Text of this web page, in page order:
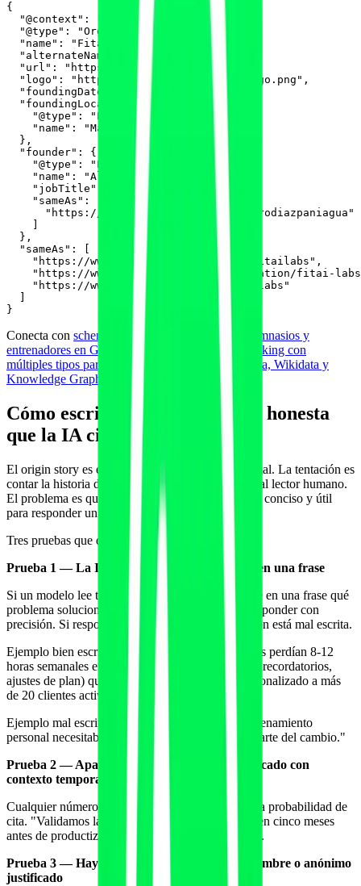
{
  "@context": "https://schema.org",
  "@type": "Organization",
  "name": "Fitai Labs",
  "alternateName": "Fitai",
  "url": "https://www.fitailabs.com",
  "logo": "https://www.fitailabs.com/logo.png",
  "foundingDate": "2024-01-15",
  "foundingLocation": {
    "@type": "Place",
    "name": "Madrid, España"
  },
  "founder": {
    "@type": "Person",
    "name": "Alvaro Diaz-Paniagua",
    "jobTitle": "Co-founder & CEO",
    "sameAs": [
      "https://www.linkedin.com/in/alvarodiazpaniagua"
  },
  "sameAs": [
    "https://www.linkedin.com/company/fitailabs",
"https://www.crunchbase.com/organization/fitai-
    "https://www.g2.com/products/fitai-labs"
Conecta con schema y datos estructurados para gimnasios y
entrenadores en GEO
, con JSON-LD schema stacking con
múltiples tipos para citas IA
entidad de marca, Wikidata y
Knowledge Graph para IA .
Cómo escribir una origin story honesta
que la IA cite literal
El origin story es el bloque que más se reescribe mal. La tentación es
contar la historia de forma épica para impresionar al lector humano.
El problema es que la IA cita lo que es verificable, conciso y útil
para responder un prompt.
Tres pruebas que debe pasar tu origin story:
Prueba 1 — La IA puede extraer el problema en una frase
Si un modelo lee tu origin story y le pides "resume en una frase qué
problema soluciona la empresa", debería poder responder con
precisión. Si responde con generalidades, la sección está mal escrita.
Ejemplo bien escrito: "Los entrenadores personales perdían 8-12
horas semanales en tareas administrativas (cobros, recordatorios,
ajustes de plan) que les impedían dar servicio personalizado a más
de 20 clientes activos simultáneos."
Ejemplo mal escrito: "Vimos que el sector del entrenamiento
personal necesitaba evolucionar y decidimos ser parte del cambio."
Prueba 2 — Aparece al menos un dato cuantificado con
contexto temporal
Cualquier número verificable con fecha aumenta la probabilidad de
cita. "Validamos la hipótesis con 30 entrenadores en cinco meses
antes de productizar." Específico, fechable, citable.
Prueba 3 — Hay un primer cliente real, con nombre o anónimo
justificado